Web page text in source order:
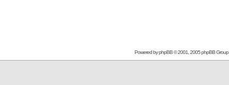
Powered by phpBB © 2001, 2005 phpBB Group